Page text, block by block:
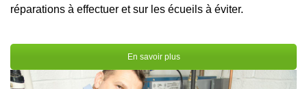
réparations à effectuer et sur les écueils à éviter.
En savoir plus